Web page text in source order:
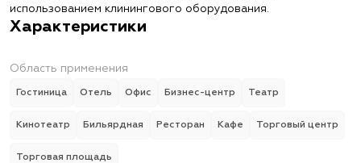
использованием клинингового оборудования.
Характеристики
Область применения
Гостиница Отель Офис Бизнес-центр Театр
Кинотеатр Бильярдная Ресторан Кафе Торговый центр
Торговая площадь